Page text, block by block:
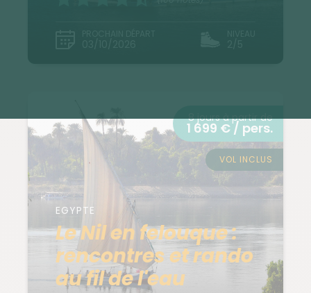
EGYPTE
Le Nil en felouque :
rencontres et rando
au fil de l'eau
8 jours à partir de
1 699 € / pers.
VOL INCLUS